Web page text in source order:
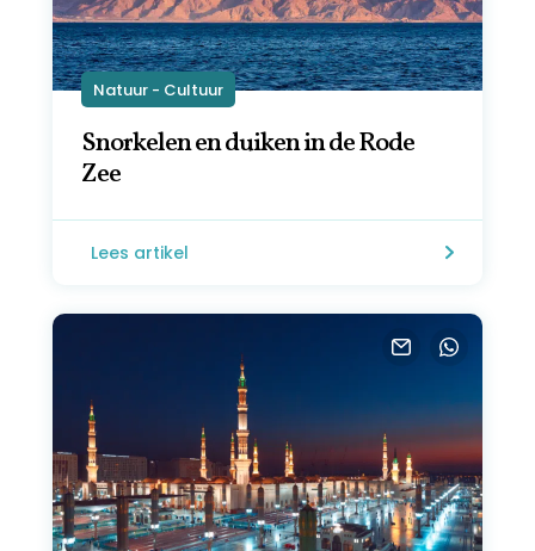
Natuur - Cultuur
Snorkelen en duiken in de Rode
Zee
Lees artikel